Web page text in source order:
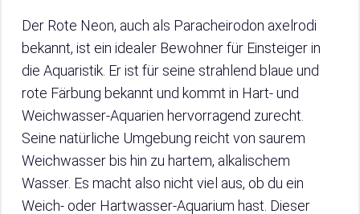
Der Rote Neon, auch als Paracheirodon axelrodi
bekannt, ist ein idealer Bewohner für Einsteiger in
die Aquaristik. Er ist für seine strahlend blaue und
rote Färbung bekannt und kommt in Hart- und
Weichwasser-Aquarien hervorragend zurecht.
Seine natürliche Umgebung reicht von saurem
Weichwasser bis hin zu hartem, alkalischem
Wasser. Es macht also nicht viel aus, ob du ein
Weich- oder Hartwasser-Aquarium hast. Dieser